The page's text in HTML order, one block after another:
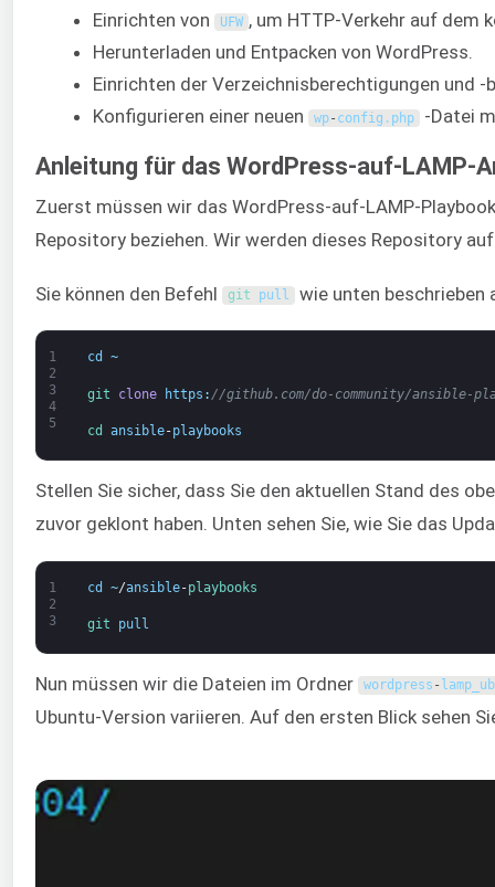
Einrichten von
UFW , um HTTP-Verkehr auf dem
Herunterladen und Entpacken von WordPress.
Einrichten der Verzeichnisberechtigungen und
Konfigurieren einer neuen
wp- config . php -Datei
Anleitung für das WordPress-auf-LAMP-
Zuerst müssen wir das WordPress-auf-LAMP-
Repository beziehen. Wir werden dieses Repository
Sie können den Befehl git pull wie unten beschrieben
1
2
3
4
5
cd ~
git clone https : //github.com/do-community/ansible-
cd ansible-playbooks
Stellen Sie sicher, dass Sie den aktuellen Stand des
zuvor geklont haben. Unten sehen Sie, wie Sie das
1
2
3
cd ~/ansible-playbooks
git pull
Nun müssen wir die Dateien im Ordner wordpress -
Ubuntu-Version variieren. Auf den ersten Blick sehen